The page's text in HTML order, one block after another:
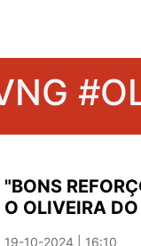
"BONS
O OLIVEIRA
19-10-2024 | 16:10